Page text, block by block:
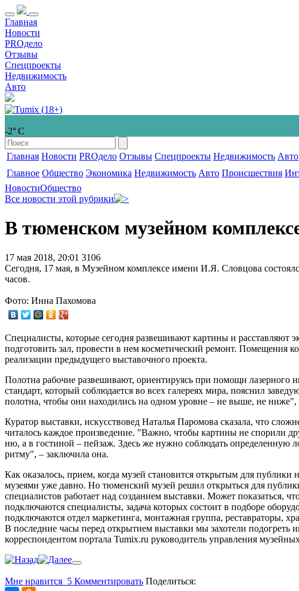
Главная
Новости
PROдело
Отзывы
Спецпроекты
Недвижимость
Авто
-2° С
Главная Новости PROдело Отзывы Спецпроекты Недвижимость Авто
Главное Общество Экономика Недвижимость Авто Происшествия
НовостиОбщество
Все новости этой рубрики
В тюменском музейном
17 мая 2018, 20:01 3106
Сегодня, 17 мая, в Музейном комплексе имени И.Я. Словцова
часов.
Фото: Инна Пахомова
Специалисты, которые сегодня развешивают картины и расставляют
подготовить зал, провести в нем косметический ремонт. Помещения
реализации предыдущего выставочного проекта.
Полотна рабочие развешивают, ориентируясь при помощи лазерного
стандарт, который соблюдается во всех галереях мира, пояснил
полотна, чтобы они находились на одном уровне – не выше, не
Куратор выставки, искусствовед Наталья Паромова сказала, что
читалось каждое произведение. "Важно, чтобы картины не спорили
ню, а в гостиной – пейзаж. Здесь же нужно соблюдать определенную
ритму", – заключила она.
Как оказалось, прием, когда музей становится открытым для
музеями уже давно. Но тюменский музей решил открыться для
специалистов работает над созданием выставки. Может показаться,
подключаются специалисты, задача которых состоит в подборе
подключаются отдел маркетинга, монтажная группа, реставраторы,
В последние часы перед открытием выставки мы захотели подогреть
корреспондентом портала Tumix.ru руководитель управления
Мне нравится 5 Комментировать Поделиться: